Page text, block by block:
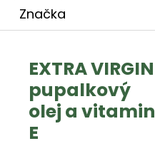
Značka
EXTRA VIRGIN
pupalkový
olej a vitamin
E